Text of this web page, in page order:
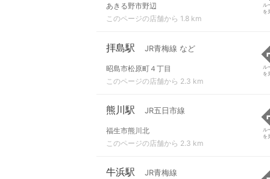
あきる野市野辺
このページの店舗から 1.8 km
ル
を
拝島駅 JR青梅線 など
昭島市松原町４丁目
このページの店舗から 2.3 km
ル
を
熊川駅 JR五日市線
福生市熊川北
このページの店舗から 2.3 km
ル
を
牛浜駅 JR青梅線